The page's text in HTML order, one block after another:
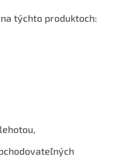
týchto produktoch: